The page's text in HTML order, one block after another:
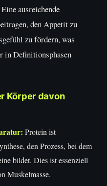
ausreichende
den Appetit zu
zu fördern, was
in Definitionsphasen
Körper davon
Protein ist
den Prozess, bei dem
bildet. Dies ist essenziell
Muskelmasse.